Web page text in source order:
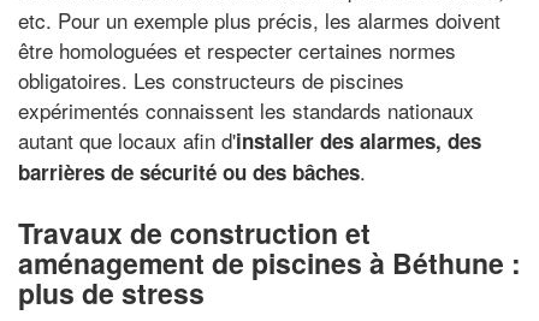
etc. Pour un exemple plus précis, les alarmes doivent
être homologuées et respecter certaines normes
obligatoires. Les constructeurs de piscines
expérimentés connaissent les standards nationaux
autant que locaux afin d'installer des alarmes, des
barrières de sécurité ou des bâches.
Travaux de construction et
aménagement de piscines à Béthune :
plus de stress